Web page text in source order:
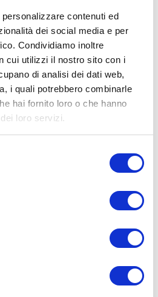
contenuti ed
dei social media e per
Condividiamo inoltre
cui utilizzi il nostro sito con i
di analisi dei dati web,
i quali potrebbero combinarle
hai fornito loro o che hanno
loro servizi.
a corpo libero, con i kettlebell, con
infortuni, si consiglia pertanto
e di eseguire esercizi e
livello di forma. Consultare il proprio
qualsiasi forma di attività